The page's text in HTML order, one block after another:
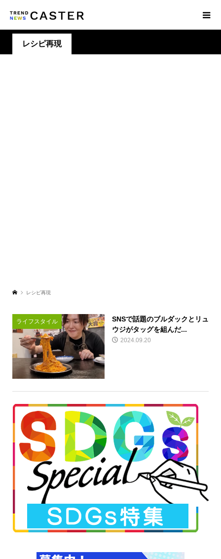
レシピ再現
レシピ再現
ライフスタイル
SNSで話題のブルダックとリュ
ウジがタッグを組んだ...
2024.09.20